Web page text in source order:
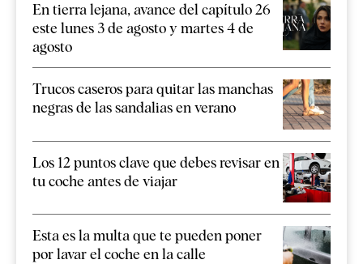
En tierra lejana, avance del capítulo 26
este lunes 3 de agosto y martes 4 de
agosto
Trucos caseros para quitar las manchas
negras de las sandalias en verano
Los 12 puntos clave que debes revisar en
tu coche antes de viajar
Esta es la multa que te pueden poner
por lavar el coche en la calle